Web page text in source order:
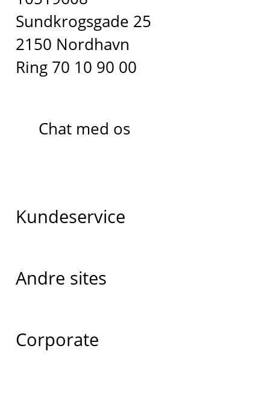
Sundkrogsgade 25
2150 Nordhavn
Ring 70 10 90 00
Chat med os
Kundeservice
Andre sites
Corporate